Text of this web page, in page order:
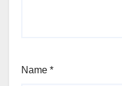
Name *